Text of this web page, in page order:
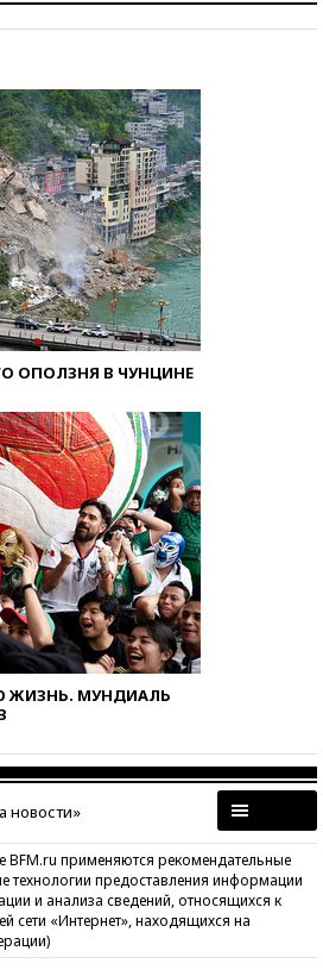
ОПОЛЗНЯ В ЧУНЦИНЕ
ЖИЗНЬ. МУНДИАЛЬ
новости»
применяются рекомендательные
технологии предоставления информации
и анализа сведений, относящихся к
сети «Интернет», находящихся на